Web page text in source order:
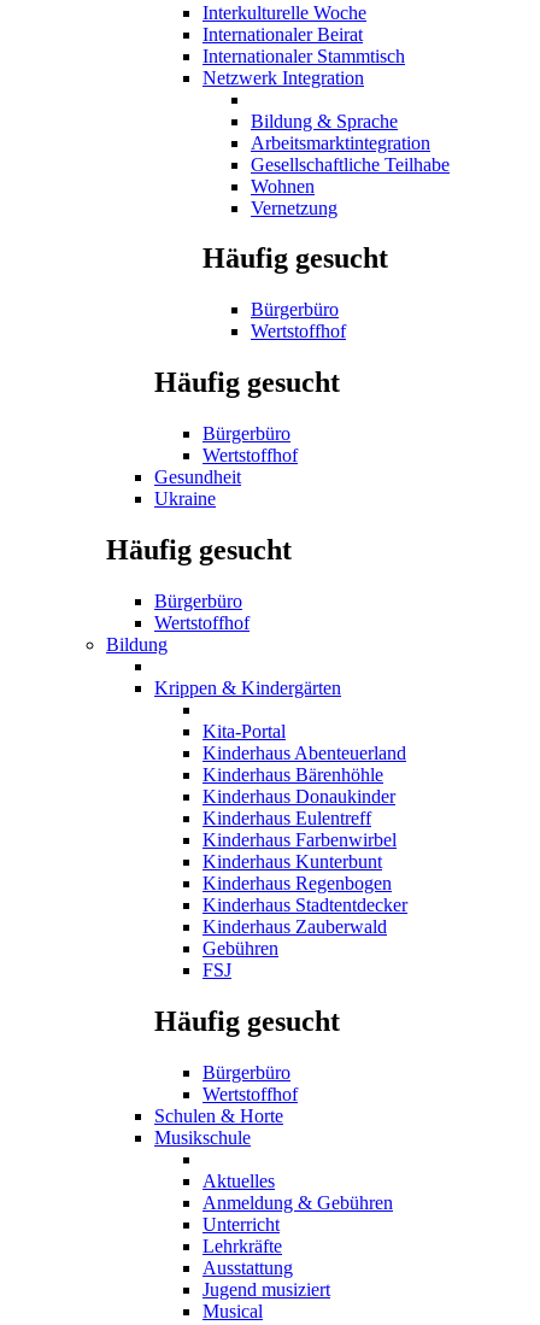
Interkulturelle Woche
Internationaler Beirat
Internationaler Stammtisch
Netzwerk Integration
Bildung & Sprache
Arbeitsmarktintegration
Gesellschaftliche Teilhabe
Wohnen
Vernetzung
Häufig gesucht
Bürgerbüro
Wertstoffhof
Häufig gesucht
Bürgerbüro
Wertstoffhof
Gesundheit
Ukraine
Häufig gesucht
Bürgerbüro
Wertstoffhof
Bildung
Krippen & Kindergärten
Kita-Portal
Kinderhaus Abenteuerland
Kinderhaus Bärenhöhle
Kinderhaus Donaukinder
Kinderhaus Eulentreff
Kinderhaus Farbenwirbel
Kinderhaus Kunterbunt
Kinderhaus Regenbogen
Kinderhaus Stadtentdecker
Kinderhaus Zauberwald
Gebühren
FSJ
Häufig gesucht
Bürgerbüro
Wertstoffhof
Schulen & Horte
Musikschule
Aktuelles
Anmeldung & Gebühren
Unterricht
Lehrkräfte
Ausstattung
Jugend musiziert
Musical